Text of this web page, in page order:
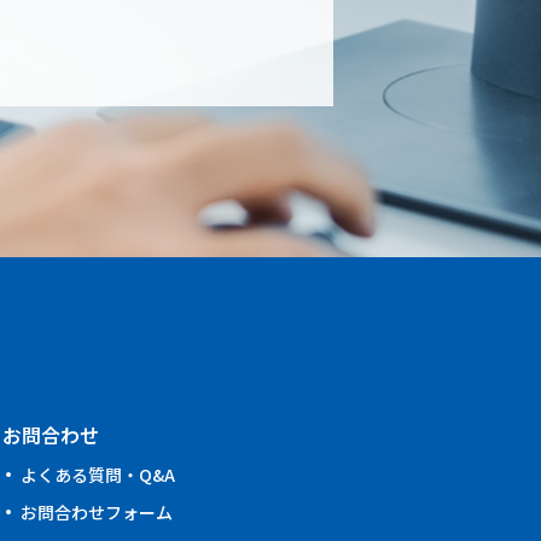
お問合わせ
よくある質問・Q&A
お問合わせフォーム